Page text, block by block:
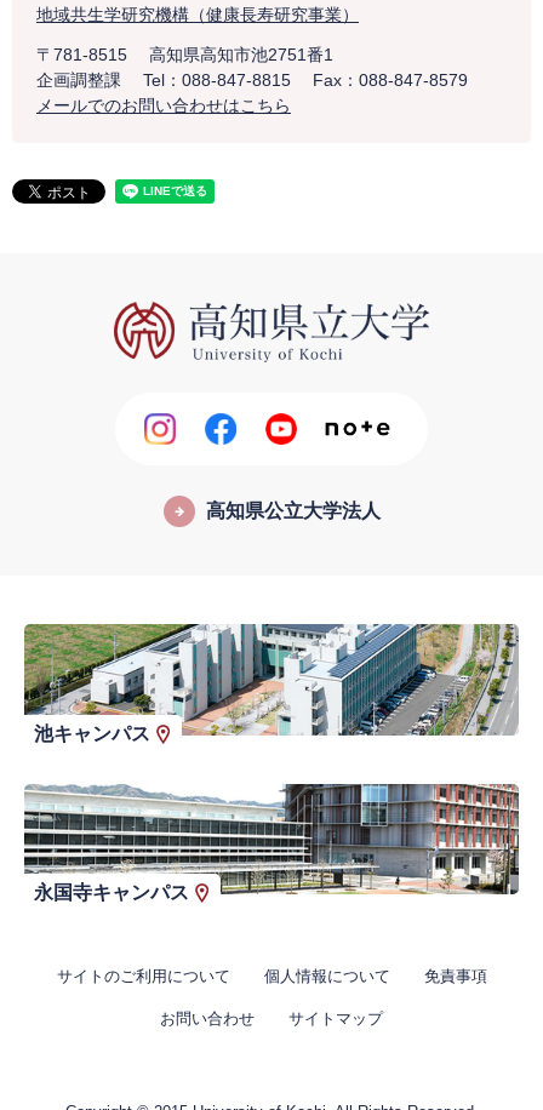
地域共生学研究機構（健康長寿研究事業）
〒781-8515
高知県高知市池2751番1
企画調整課
Tel：088-847-8815
Fax：088-847-8579
メールでのお問い合わせはこちら
高知県公立大学法人
池キャンパス
永国寺キャンパス
サイトのご利用について 個人情報について 免責事項
お問い合わせ サイトマップ